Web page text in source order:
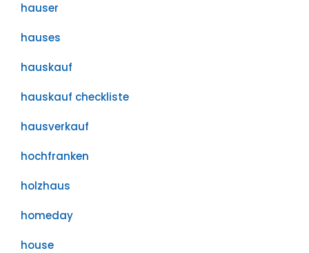
hauser
hauses
hauskauf
hauskauf checkliste
hausverkauf
hochfranken
holzhaus
homeday
house